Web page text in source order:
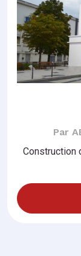
Par
Construction